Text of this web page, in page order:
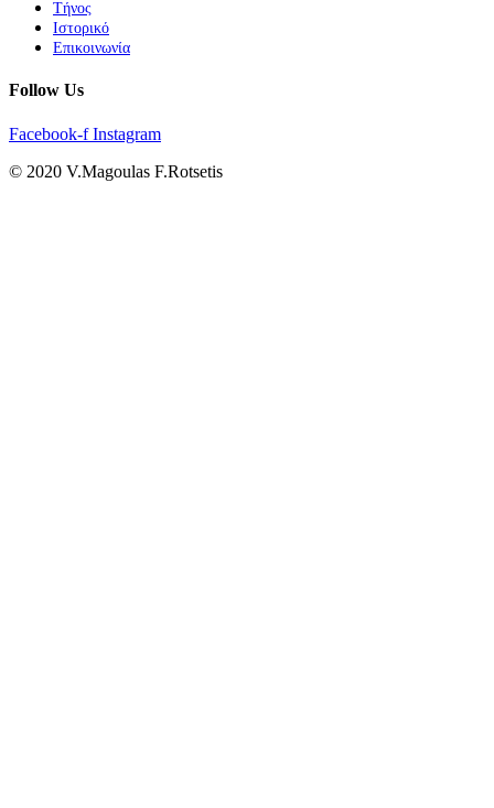
Τήνος
Ιστορικό
Επικοινωνία
Follow Us
Facebook-f Instagram
© 2020 V.Magoulas F.Rotsetis